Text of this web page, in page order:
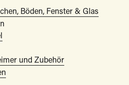
Böden, Fenster & Glas
und Zubehör